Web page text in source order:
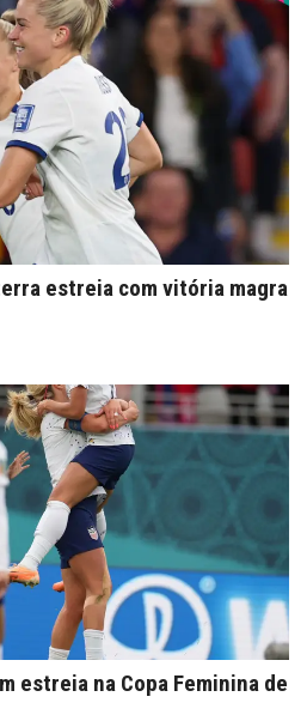
estreia com vitória magra
estreia na Copa Feminina de